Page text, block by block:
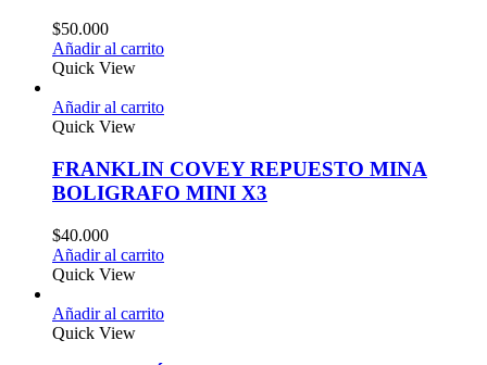
$50.000
Añadir al carrito
Quick View
Añadir al carrito
Quick View
FRANKLIN COVEY REPUESTO MINA
BOLIGRAFO MINI X3
$40.000
Añadir al carrito
Quick View
Añadir al carrito
Quick View